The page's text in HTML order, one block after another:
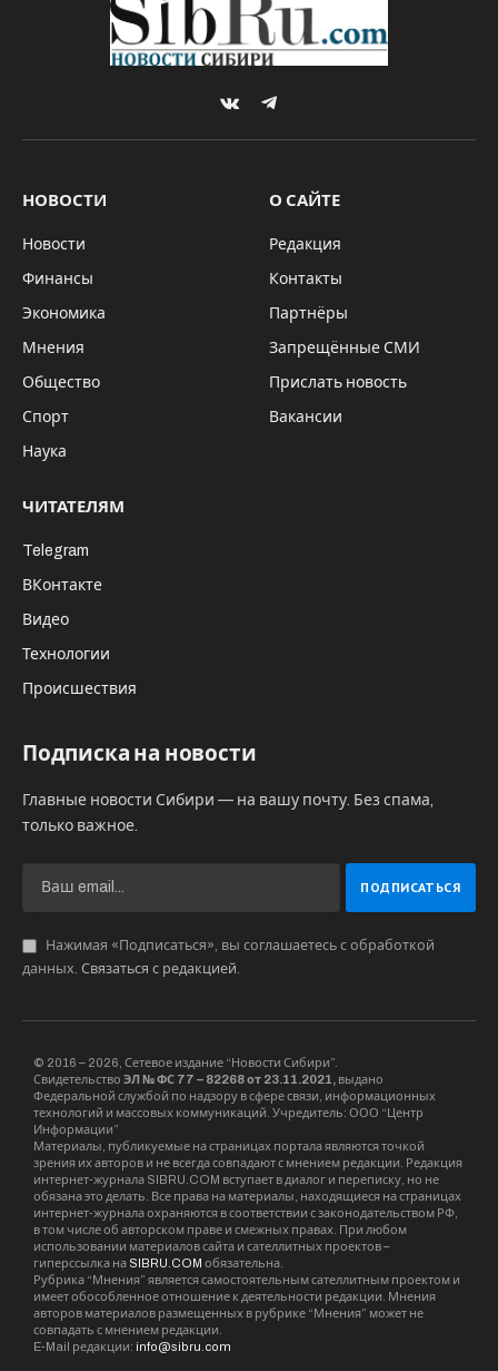
VKontakteTelegram
НОВОСТИ
Новости
Финансы
Экономика
Мнения
Общество
Спорт
Наука
О САЙТЕ
Редакция
Контакты
Партнёры
Запрещённые СМИ
Прислать новость
Вакансии
ЧИТАТЕЛЯМ
Telegram
ВКонтакте
Видео
Технологии
Происшествия
Подписка на новости
Главные новости Сибири — на вашу почту. Без спама,
только важное.
Нажимая «Подписаться», вы соглашаетесь с обработкой
данных. Связаться с редакцией
© 2016 – 2026, Сетевое издание “Новости Сибири”.
Свидетельство ЭЛ № ФС 77 – 82268 от 23.11.2021, выдано
Федеральной службой по надзору в сфере связи, информационных
технологий и массовых коммуникаций. Учредитель: ООО “Центр
Информации”
Материалы, публикуемые на страницах портала являются точкой
зрения их авторов и не всегда совпадают с мнением редакции. Редакция
интернет-журнала SIBRU.COM вступает в диалог и переписку, но не
обязана это делать. Все права на материалы, находящиеся на страницах
интернет-журнала охраняются в соответствии с законодательством РФ,
в том числе об авторском праве и смежных правах. При любом
использовании материалов сайта и сателлитных проектов –
гиперссылка на SIBRU.COM обязательна.
Рубрика “Мнения” является самостоятельным сателлитным проектом и
имеет обособленное отношение к деятельности редакции. Мнения
авторов материалов размещенных в рубрике “Мнения” может не
совпадать с мнением редакции.
E-Mail редакции: info@sibru.com